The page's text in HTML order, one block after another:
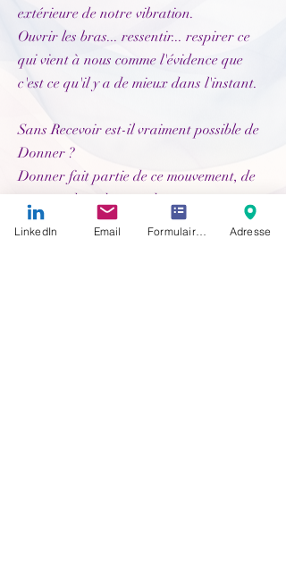
extérieure de notre vibration.
Ouvrir les bras... ressentir... respirer ce
qui vient à nous comme l'évidence que
c'est ce qu'il y a de mieux dans l'instant.
Sans Recevoir est-il vraiment possible de
Donner ?
Donner fait partie de ce mouvement, de
ce « couple », de cette danse.
L'un ne va pas sans l'autre.
LinkedIn Email Formulaire de contact Adresse